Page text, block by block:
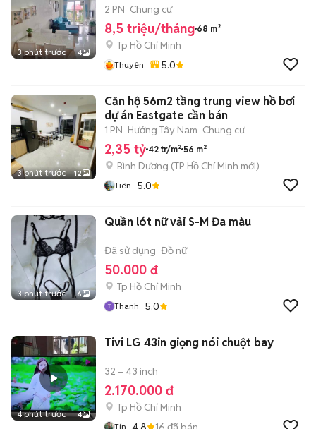
3 phút trước 4
2 PN Chung cư
8,5 triệu/tháng 68 m²
Tp Hồ Chí Minh
Thuyên 5.0
3 phút trước 12
Căn hộ 56m2 tầng trung view hồ bơi
dự án Eastgate cần bán
1 PN Hướng Tây Nam Chung cư
2,35 tỷ 42 tr/m² 56 m²
Bình Dương (TP Hồ Chí Minh mới)
Tiên 5.0
3 phút trước 6
Quần lót nữ vải S-M Đa màu
Đã sử dụng Đồ nữ
50.000 đ
Tp Hồ Chí Minh
Thanh 5.0
4 phút trước 4
Tivi LG 43in giọng nói chuột bay
32 – 43 inch
2.170.000 đ
Tp Hồ Chí Minh
Tín